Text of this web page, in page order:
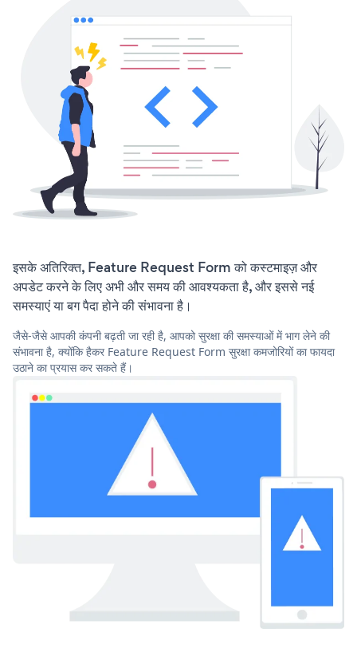
इसके अतिरिक्त, Feature Request Form को कस्टमाइज़ और
अपडेट करने के लिए अभी और समय की आवश्यकता है, और इससे नई
समस्याएं या बग पैदा होने की संभावना है।
जैसे-जैसे आपकी कंपनी बढ़ती जा रही है, आपको सुरक्षा की समस्याओं में भाग लेने की
संभावना है, क्योंकि हैकर Feature Request Form सुरक्षा कमजोरियों का फायदा
उठाने का प्रयास कर सकते हैं।